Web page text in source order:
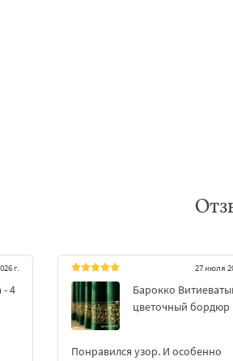
г.
- 4
27 июля
Барокко
цветочный бордюр
Понравился узор. И особенно